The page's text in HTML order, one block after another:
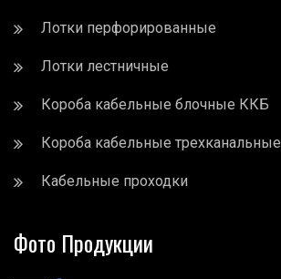
Лотки перфорированные
Лотки лестничные
Короба кабельные блочные ККБ
Короба кабельные трехканальные
Кабельные проходки
Фото Продукции